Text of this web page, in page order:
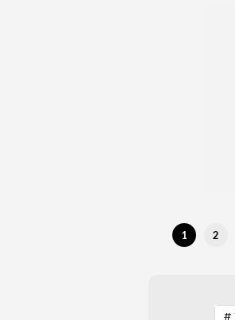
1 2
#